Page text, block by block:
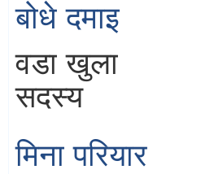
बोधे दमाइ
वडा खुला
सदस्य
मिना परियार